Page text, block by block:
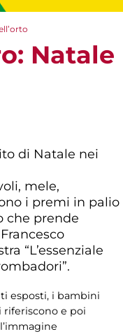
Natale
di Natale nei
mele,
i premi in palio
che prende
“L’essenziale
esposti, i bambini
e poi